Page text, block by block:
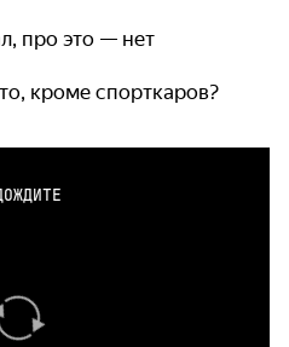
про это — нет
кроме спорткаров?